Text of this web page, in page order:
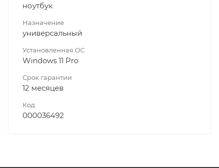
ноутбук
Назначение
универсальный
Установленная ОС
Windows 11 Pro
Срок гарантии
12 месяцев
Код
000036492